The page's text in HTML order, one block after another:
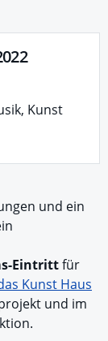
Kunst
und ein
Eintrittfür
Kunst Haus
und im